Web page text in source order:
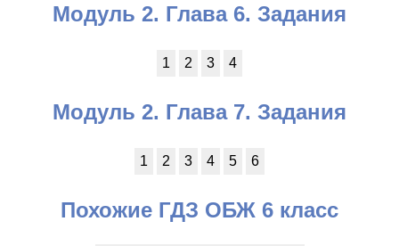
Модуль 2. Глава 6. Задания
1 2 3 4
Модуль 2. Глава 7. Задания
1 2 3 4 5 6
Похожие ГДЗ ОБЖ 6 класс